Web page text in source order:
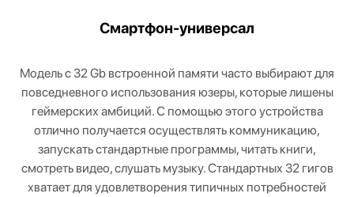
Смартфон-универсал
Модель с 32 Gb встроенной памяти часто выбирают для
повседневного использования юзеры, которые лишены
геймерских амбиций. С помощью этого устройства
отлично получается осуществлять коммуникацию,
запускать стандартные программы, читать книги,
смотреть видео, слушать музыку. Стандартных 32 гигов
хватает для удовлетворения типичных потребностей